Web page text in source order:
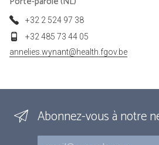
+32 2 524 97 38
+32 485 73 44 05
annelies.wynant@health.fgov.be
Abonnez-vous à notre
Courriel